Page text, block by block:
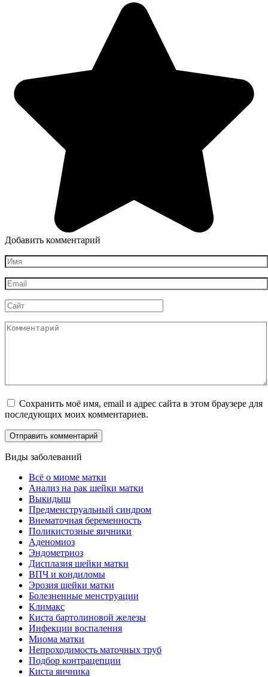
Добавить комментарий
Имя
*
Email
*
Сайт
Комментарий
Сохранить моё имя, email и адрес сайта в этом браузере для
последующих моих комментариев.
Виды заболеваний
Всё о миоме матки
Анализ на рак шейки матки
Выкидыш
Предменструальный синдром
Внематочная беременность
Поликистозные яичники
Аденомиоз
Эндометриоз
Дисплазия шейки матки
ВПЧ и кондиломы
Эрозия шейки матки
Болезненные менструации
Климакс
Киста бартолиновой железы
Инфекции воспаления
Миома матки
Непроходимость маточных труб
Подбор контрацепции
Киста яичника